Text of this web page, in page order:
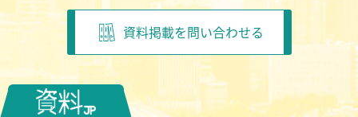
資料掲載を問い合わせる